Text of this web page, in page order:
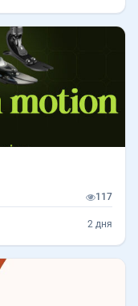
117
2 дня